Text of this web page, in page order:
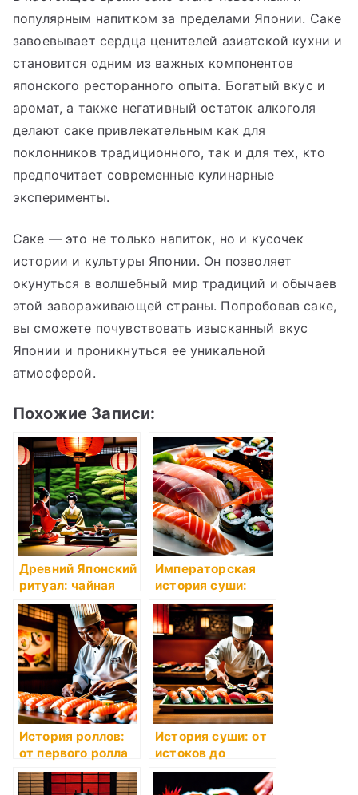
популярным напитком за пределами Японии. Саке
завоевывает сердца ценителей азиатской кухни и
становится одним из важных компонентов
японского ресторанного опыта. Богатый вкус и
аромат, а также негативный остаток алкоголя
делают саке привлекательным как для
поклонников традиционного, так и для тех, кто
предпочитает современные кулинарные
эксперименты.
Саке — это не только напиток, но и кусочек
истории и культуры Японии. Он позволяет
окунуться в волшебный мир традиций и обычаев
этой завораживающей страны. Попробовав саке,
вы сможете почувствовать изысканный вкус
Японии и проникнуться ее уникальной
атмосферой.
Похожие Записи:
Древний Японский
ритуал: чайная
церемония
Императорская
история суши:
роскошь на
тарелке
История роллов:
от первого ролла
до мировой
популярности
История суши: от
истоков до
современности